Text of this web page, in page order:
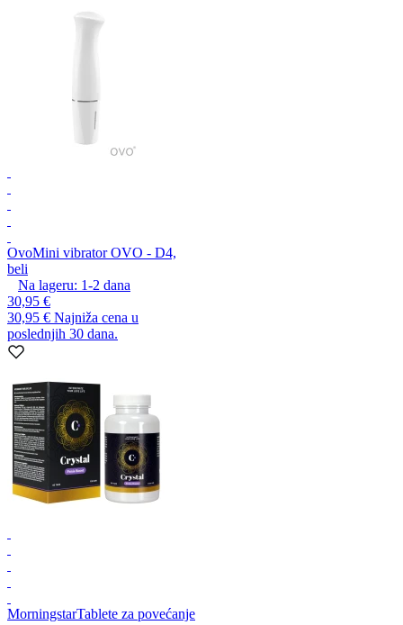
OvoMini vibrator OVO - D4,
beli
Na lageru: 1-2 dana
30,95 €
30,95 € Najniža cena u
poslednjih 30 dana.
MorningstarTablete za povećanje